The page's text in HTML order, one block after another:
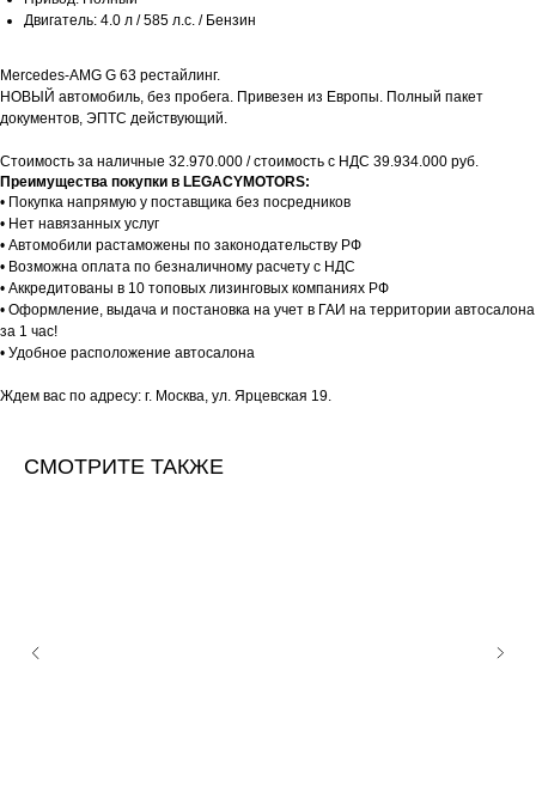
Двигатель: 4.0 л / 585 л.с. / Бензин
Mercedes-AMG G 63 рестайлинг.
НОВЫЙ автомобиль, без пробега. Привезен из Европы. Полный пакет
документов, ЭПТС действующий.
Стоимость за наличные 32.970.000 / стоимость с НДС 39.934.000 руб.
Преимущества покупки в LEGACYMOTORS:
• Покупка напрямую у поставщика без посредников
• Нет навязанных услуг
• Автомобили растаможены по законодательству РФ
• Возможна оплата по безналичному расчету с НДС
• Аккредитованы в 10 топовых лизинговых компаниях РФ
• Оформление, выдача и постановка на учет в ГАИ на территории автосалона
за 1 час!
• Удобное расположение автосалона
Ждем вас по адресу: г. Москва, ул. Ярцевская 19.
СМОТРИТЕ ТАКЖЕ